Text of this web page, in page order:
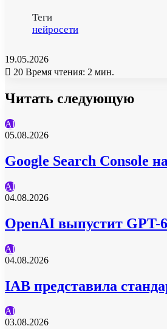
Теги
нейросети
19.05.2026
20 Время чтения: 2 мин.
Читать следующую
AI
05.08.2026
Google Search Console
AI
04.08.2026
OpenAI выпустит GPT-
AI
04.08.2026
IAB представила
AI
03.08.2026